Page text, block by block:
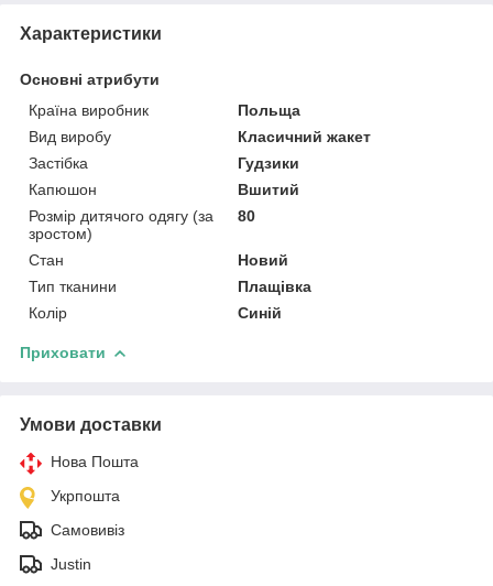
Характеристики
Основні атрибути
Країна виробник
Польща
Вид виробу
Класичний жакет
Застібка
Гудзики
Капюшон
Вшитий
Розмір дитячого одягу (за
зростом)
80
Стан
Новий
Тип тканини
Плащівка
Колір
Синій
Приховати
Умови доставки
Нова Пошта
Укрпошта
Самовивіз
Justin